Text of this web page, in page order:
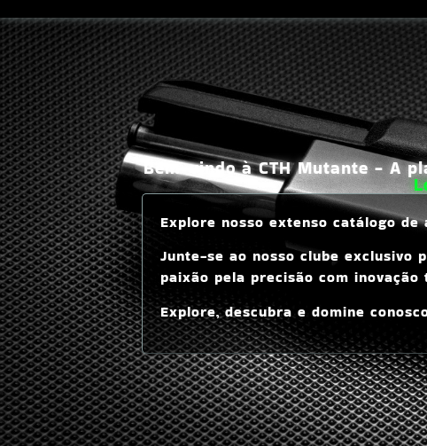
Bem-vindo à CTH Mutante - A
Explore nosso extenso catálogo
Junte-se ao nosso clube exclusivo
paixão pela precisão com
Explore, descubra e domine